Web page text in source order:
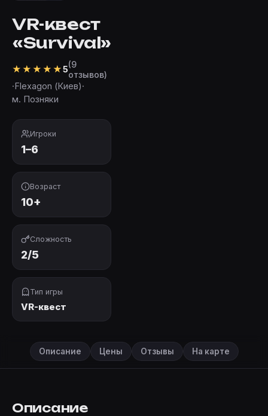
VR-квест
«Survival»
★ ★ ★ ★ ★5(9
отзывов)
·Flexagon (Киев)·
м. Позняки
Игроки
1–6
Возраст
10+
Сложность
2/5
Тип игры
VR-квест
Описание Цены Отзывы На карте
Описание